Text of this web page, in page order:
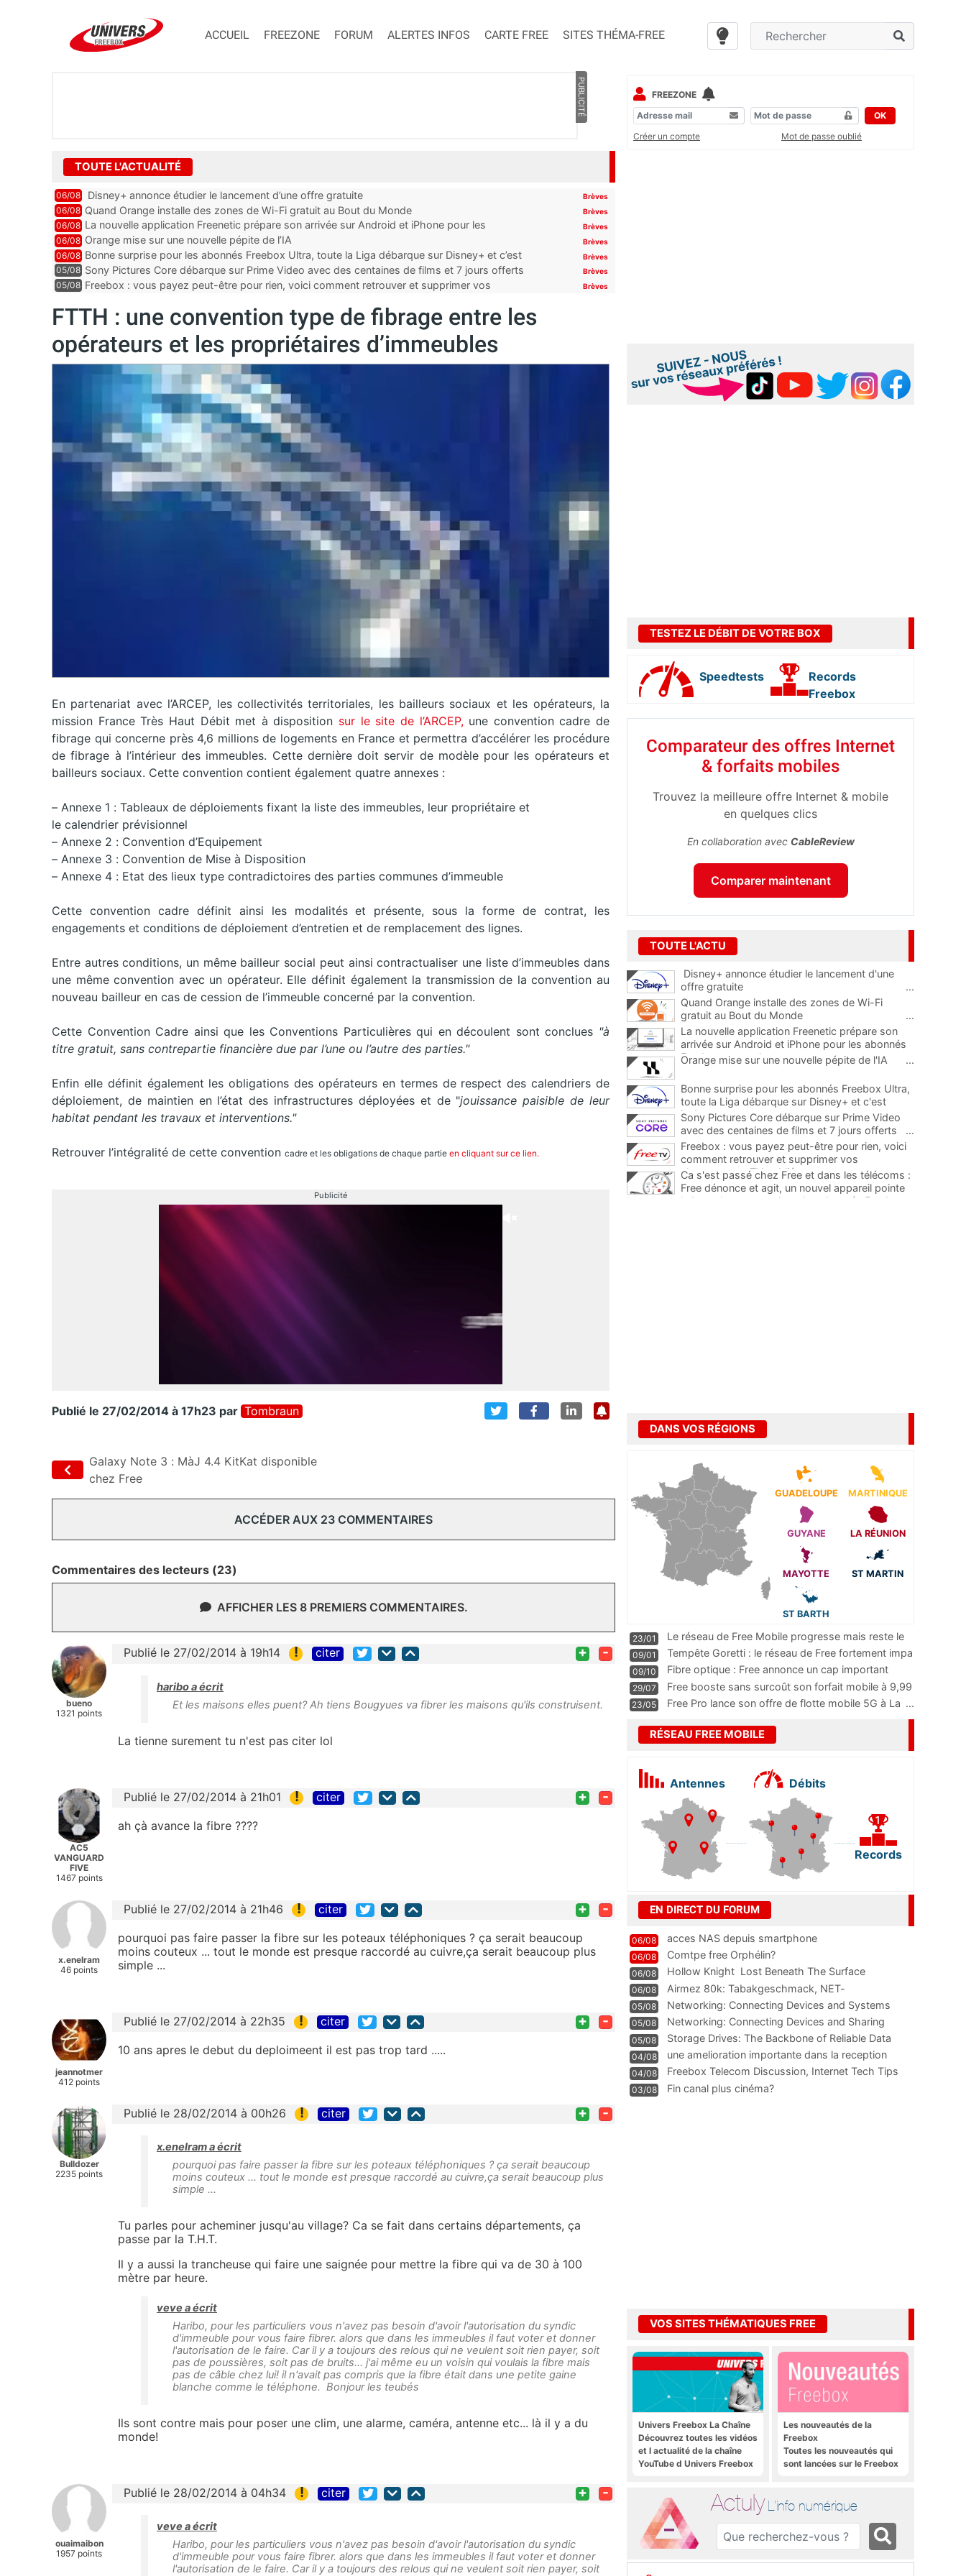
ACCUEIL FREEZONE FORUM ALERTES INFOS CARTE FREE SITES THÉMA-FREE
PUBLICITÉ
TOUTE L'ACTUALITÉ
06/08 Disney+ annonce étudier le lancement d’une offre gratuite Brèves
06/08 Quand Orange installe des zones de Wi-Fi gratuit au Bout du Monde Brèves
06/08 La nouvelle application Freenetic prépare son arrivée sur Android et iPhone pour les
abonnés Freebox, testez la
Brèves
06/08 Orange mise sur une nouvelle pépite de l’IA Brèves
06/08 Bonne surprise pour les abonnés Freebox Ultra, toute la Liga débarque sur Disney+ et c’est
inclus
Brèves
05/08 Sony Pictures Core débarque sur Prime Video avec des centaines de films et 7 jours offerts Brèves
05/08 Freebox : vous payez peut-être pour rien, voici comment retrouver et supprimer vos
Brèves
FTTH : une convention type de fibrage entre les
opérateurs et les propriétaires d’immeubles
En partenariat avec l’ARCEP, les collectivités territoriales, les bailleurs sociaux et les opérateurs, la
mission France Très Haut Débit met à disposition sur le site de l’ARCEP,une convention cadre de
fibrage qui concerne près 4,6 millions de logements en France et permettra d’accélérer les procédure
de fibrage à l’intérieur des immeubles. Cette dernière doit servir de modèle pour les opérateurs et
bailleurs sociaux. Cette convention contient également quatre annexes :
– Annexe 1 : Tableaux de déploiements fixant la liste des immeubles, leur propriétaire et
le calendrier prévisionnel
– Annexe 2 : Convention d’Equipement
– Annexe 3 : Convention de Mise à Disposition
– Annexe 4 : Etat des lieux type contradictoires des parties communes d’immeuble
Cette convention cadre définit ainsi les modalités et présente, sous la forme de contrat, les
engagements et conditions de déploiement d’entretien et de remplacement des lignes.
Entre autres conditions, un même bailleur social peut ainsi contractualiser une liste d’immeubles dans
une même convention avec un opérateur. Elle définit également la transmission de la convention au
nouveau bailleur en cas de cession de l’immeuble concerné par la convention.
Cette Convention Cadre ainsi que les Conventions Particulières qui en découlent sont conclues "à
titre gratuit, sans contrepartie financière due par l’une ou l’autre des parties."
Enfin elle définit également les obligations des opérateurs en termes de respect des calendriers de
déploiement, de maintien en l’état des infrastructures déployées et de "jouissance paisible de leur
habitat pendant les travaux et interventions."
Retrouver l’intégralité de cette convention cadre et les obligations de chaque partie en cliquant sur ce lien.
Publicité
Publié le 27/02/2014 à 17h23 par Tombraun
Galaxy Note 3 : MàJ 4.4 KitKat disponible
chez Free
ACCÉDER AUX 23 COMMENTAIRES
Commentaires des lecteurs (23)
AFFICHER LES 8 PREMIERS COMMENTAIRES.
bueno
1321 points
Publié le 27/02/2014 à 19h14 ! citer + -
haribo a écrit
Et les maisons elles puent? Ah tiens Bougyues va fibrer les maisons qu'ils construisent.
La tienne surement tu n'est pas citer lol
AC5
VANGUARD
FIVE
1467 points
Publié le 27/02/2014 à 21h01 ! citer + -
ah çà avance la fibre ????
x.enelram
46 points
Publié le 27/02/2014 à 21h46 ! citer + -
pourquoi pas faire passer la fibre sur les poteaux téléphoniques ? ça serait beaucoup
moins couteux ... tout le monde est presque raccordé au cuivre,ça serait beaucoup plus
simple ...
jeannotmer
412 points
Publié le 27/02/2014 à 22h35 ! citer + -
10 ans apres le debut du deploimeent il est pas trop tard .....
Bulldozer
2235 points
Publié le 28/02/2014 à 00h26 ! citer + -
x.enelram a écrit
pourquoi pas faire passer la fibre sur les poteaux téléphoniques ? ça serait beaucoup
moins couteux ... tout le monde est presque raccordé au cuivre,ça serait beaucoup plus
simple ...
Tu parles pour acheminer jusqu'au village? Ca se fait dans certains départements, ça
passe par la T.H.T.
Il y a aussi la trancheuse qui faire une saignée pour mettre la fibre qui va de 30 à 100
mètre par heure.
veve a écrit
Haribo, pour les particuliers vous n'avez pas besoin d'avoir l'autorisation du syndic
d'immeuble pour vous faire fibrer. alors que dans les immeubles il faut voter et donner
l'autorisation de le faire. Car il y a toujours des relous qui ne veulent soit rien payer, soit
pas de poussières, soit pas de bruits... j'ai même eu un voisin qui voulais la fibre mais
pas de câble chez lui! il n'avait pas compris que la fibre était dans une petite gaine
blanche comme le téléphone. Bonjour les teubés
Ils sont contre mais pour poser une clim, une alarme, caméra, antenne etc... là il y a du
monde!
ouaimaibon
1957 points
Publié le 28/02/2014 à 04h34 ! citer + -
veve a écrit
Haribo, pour les particuliers vous n'avez pas besoin d'avoir l'autorisation du syndic
d'immeuble pour vous faire fibrer. alors que dans les immeubles il faut voter et donner
l'autorisation de le faire. Car il y a toujours des relous qui ne veulent soit rien payer, soit
FREEZONE
OK
Créer un compte
Mot de passe oublié
TESTEZ LE DÉBIT DE VOTRE BOX
Speedtests
Records
Freebox
Comparateur des offres Internet
& forfaits mobiles
Trouvez la meilleure offre Internet & mobile
en quelques clics
En collaboration avec CableReview
Comparer maintenant
TOUTE L'ACTU
Disney+ annonce étudier le lancement d'une
offre gratuite
...
Quand Orange installe des zones de Wi-Fi
gratuit au Bout du Monde
...
La nouvelle application Freenetic prépare son
arrivée sur Android et iPhone pour les abonnés
Freebox, testez la
Orange mise sur une nouvelle pépite de l'IA ...
Bonne surprise pour les abonnés Freebox Ultra,
toute la Liga débarque sur Disney+ et c'est
inclus
Sony Pictures Core débarque sur Prime Video
avec des centaines de films et 7 jours offerts
...
Freebox : vous payez peut-être pour rien, voici
comment retrouver et supprimer vos
abonnements TV oubliés
...
Ca s'est passé chez Free et dans les télécoms :
Free dénonce et agit, un nouvel appareil pointe
le bout de son nez chez des abonnés Freebox...
DANS VOS RÉGIONS
GUADELOUPE MARTINIQUE
GUYANE LA RÉUNION
MAYOTTE ST MARTIN
ST BARTH
23/01
Le réseau de Free Mobile progresse mais reste le
m
...
09/01
Tempête Goretti : le réseau de Free fortement impa
09/10
Fibre optique : Free annonce un cap important
pass
...
29/07
Free booste sans surcoût son forfait mobile à 9,99
23/05 Free Pro lance son offre de flotte mobile 5G à La ...
RÉSEAU FREE MOBILE
Antennes Débits
Records
EN DIRECT DU FORUM
06/08 acces NAS depuis smartphone
06/08 Comtpe free Orphélin?
06/08 Hollow Knight  Lost Beneath The Surface
06/08
Airmez 80k: Tabakgeschmack, NET-
Technologie und Leistung im
05/08 Networking: Connecting Devices and Systems
05/08
Networking: Connecting Devices and Sharing
Information
05/08
Storage Drives: The Backbone of Reliable Data
Management
04/08
une amelioration importante dans la reception
WIFI
04/08
Freebox Telecom Discussion, Internet Tech Tips
Communi
03/08 Fin canal plus cinéma?
VOS SITES THÉMATIQUES FREE
Univers Freebox La Chaîne
Découvrez toutes les vidéos
et l actualité de la chaîne
YouTube d Univers Freebox
Les nouveautés de la
Freebox
Toutes les nouveautés qui
sont lancées sur le Freebox
Actuly L'info numérique